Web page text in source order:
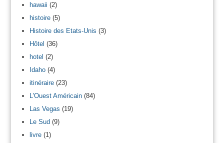
hawaii (2)
histoire(5)
Histoire des Etats-Unis (3)
Hôtel (36)
hotel (2)
Idaho(4)
itinéraire(23)
L'Ouest Américain(84)
Las Vegas (19)
Le Sud(9)
livre(1)